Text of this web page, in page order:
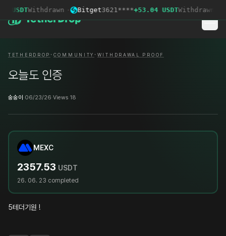
USDTWithdrawn · Bitget3621****+53.04 USDTWithdrawn
TETHERDROP · COMMUNITY · WITHDRAWAL PROOF
오늘도 인증
숭숭이·06/23/26·Views 18
MEXC
2357.53 USDT
26. 06. 23 completed
5테더기원 !